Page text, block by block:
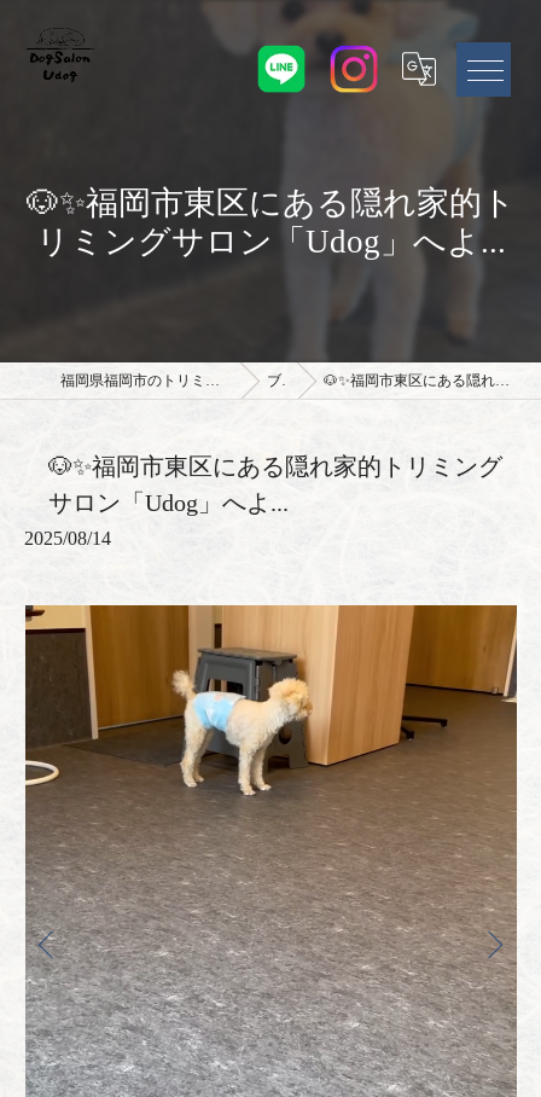
🐶✨福岡市東区にある隠れ家的ト
リミングサロン「Udog」へよ...
福岡県福岡市のトリミングサロンならドッグサロン Udog ブログ 🐶✨福岡市東区にある隠れ家的トリミングサロン「Udog」へよ...
🐶✨福岡市東区にある隠れ家的トリミング
サロン「Udog」へよ...
2025/08/14